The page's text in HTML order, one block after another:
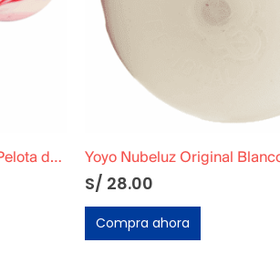
Yoyo Nubeluz Original Blanco Fosforescente Figura de Jebe de Pinocho
S/ 75.00
Compra ahora